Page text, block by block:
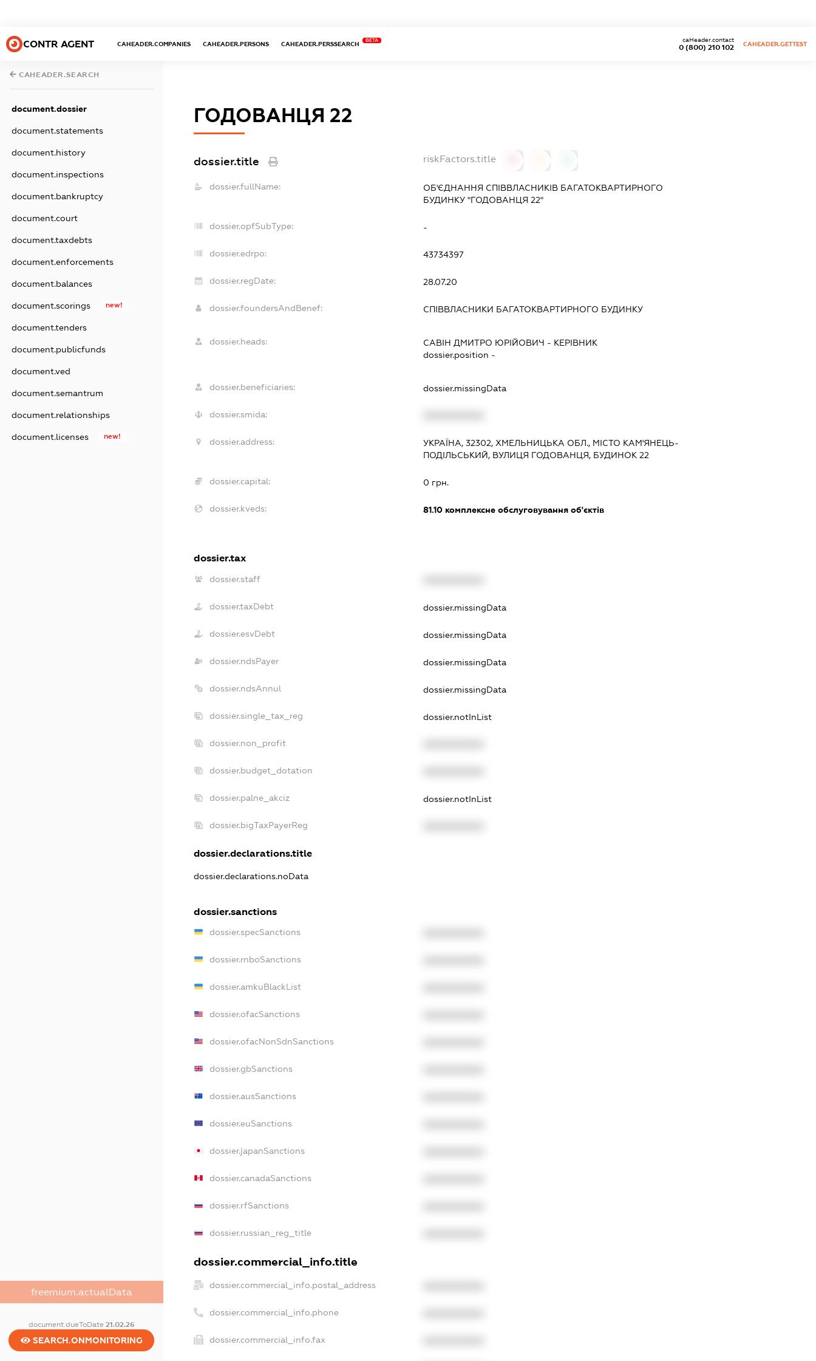
CONTR AGENT CAHEADER.COMPANIES CAHEADER.PERSONS CAHEADER.PERSSEARCH
BETA
0 (800) 210 102
caHeader.contact
CAHEADER.GETTEST
CAHEADER.SEARCH
document.dossier
document.statements
document.history
document.inspections
document.bankruptcy
document.court
document.taxdebts
document.enforcements
document.balances
document.scorings new!
document.tenders
document.publicfunds
document.ved
document.semantrum
document.relationships
document.licenses new!
freemium.actualData
document.dueToDate 21.02.26
SEARCH.ONMONITORING
ГОДОВАНЦЯ 22
dossier.title riskFactors.title
dossier.fullName:
ОБ'ЄДНАННЯ СПІВВЛАСНИКІВ БАГАТОКВАРТИРНОГО
БУДИНКУ "ГОДОВАНЦЯ 22"
dossier.opfSubType: -
dossier.edrpo: 43734397
dossier.regDate: 28.07.20
dossier.foundersAndBenef: СПІВВЛАСНИКИ БАГАТОКВАРТИРНОГО БУДИНКУ
dossier.heads: САВІН ДМИТРО ЮРІЙОВИЧ - КЕРІВНИК
dossier.position -
dossier.beneficiaries: dossier.missingData
dossier.smida:
dossier.address:
УКРАЇНА, 32302, ХМЕЛЬНИЦЬКА ОБЛ., МІСТО КАМ'ЯНЕЦЬ-
ПОДІЛЬСЬКИЙ, ВУЛИЦЯ ГОДОВАНЦЯ, БУДИНОК 22
dossier.capital: 0 грн.
dossier.kveds: 81.10 комплексне обслуговування об'єктів
dossier.tax
dossier.staff
dossier.taxDebt dossier.missingData
dossier.esvDebt dossier.missingData
dossier.ndsPayer dossier.missingData
dossier.ndsAnnul dossier.missingData
dossier.single_tax_reg dossier.notInList
dossier.non_profit
dossier.budget_dotation
dossier.palne_akciz dossier.notInList
dossier.bigTaxPayerReg
dossier.declarations.title
dossier.declarations.noData
dossier.sanctions
dossier.specSanctions
dossier.rnboSanctions
dossier.amkuBlackList
dossier.ofacSanctions
dossier.ofacNonSdnSanctions
dossier.gbSanctions
dossier.ausSanctions
dossier.euSanctions
dossier.japanSanctions
dossier.canadaSanctions
dossier.rfSanctions
dossier.russian_reg_title
dossier.commercial_info.title
dossier.commercial_info.postal_address
dossier.commercial_info.phone
dossier.commercial_info.fax